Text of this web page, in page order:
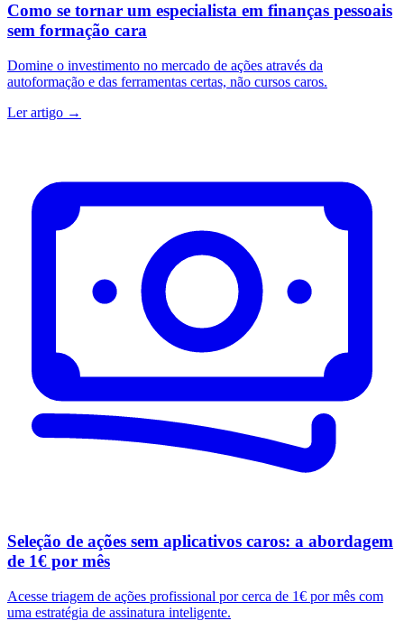
Como se tornar um especialista em finanças pessoais
sem formação cara
Domine o investimento no mercado de ações através da
autoformação e das ferramentas certas, não cursos caros.
Ler artigo →
Seleção de ações sem aplicativos caros: a abordagem
de 1€ por mês
Acesse triagem de ações profissional por cerca de 1€ por mês com
uma estratégia de assinatura inteligente.